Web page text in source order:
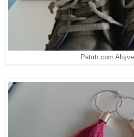
Patırtı.com